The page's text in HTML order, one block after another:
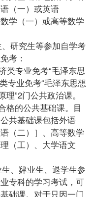
（一） 或英语
学（一） 或高等数学
研究生等参加自学考
考：
专业免考“毛泽东思
专业免考“毛泽东思想
”2门公共政治课。
格的公共基础课。目
共基础课包括外语
（二）］、高等数学
（工）、大学语文
、肄业生、退学生参
专科的学习考试，可
础课。对于只因一门